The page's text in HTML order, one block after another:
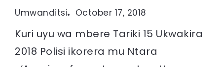
Umwanditsi October 17, 2018
Kuri uyu wa mbere Tariki 15 Ukwakira
2018 Polisi ikorera mu Ntara